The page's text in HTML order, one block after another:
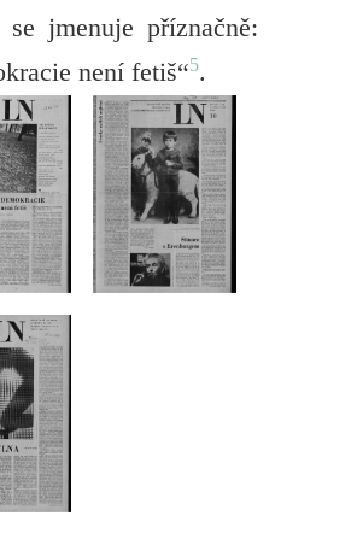
se jmenuje příznačně:
není fetiš“5.